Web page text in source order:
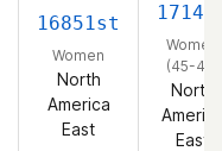
16851st
Women
North
America
East
Women
(45-49)
North
East